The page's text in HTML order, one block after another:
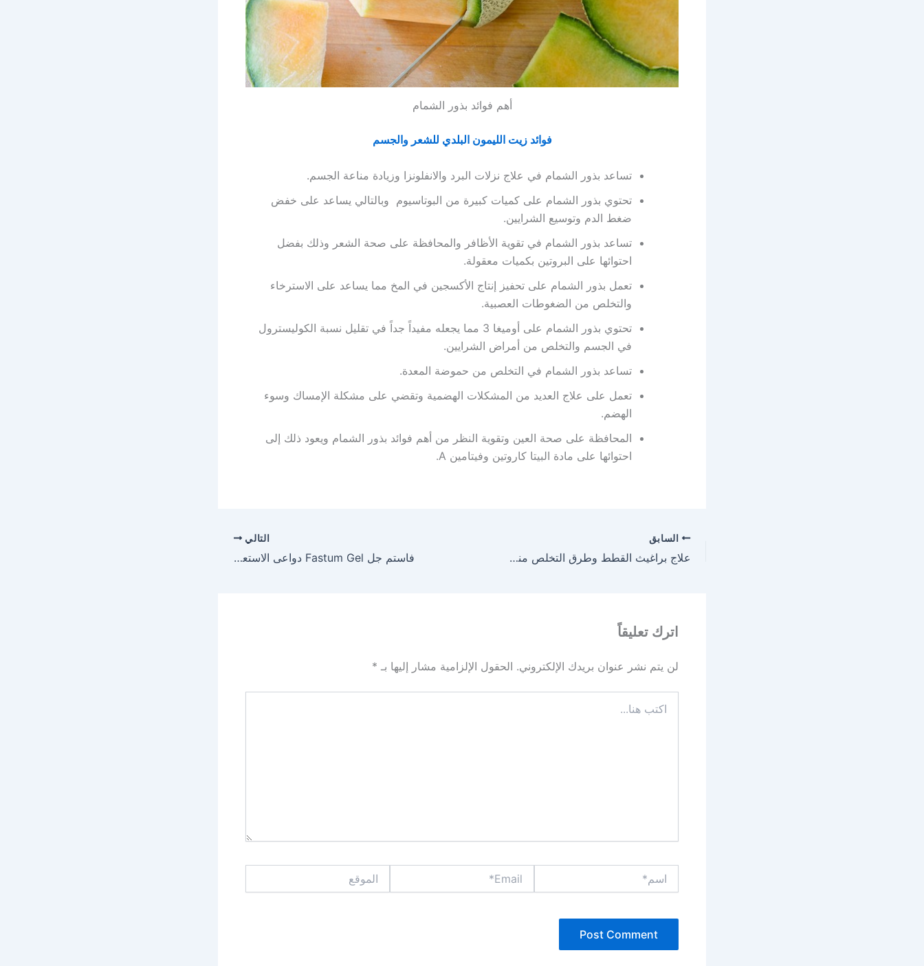
أهم فوائد بذور الشمام
فوائد زيت الليمون البلدي للشعر والجسم
تساعد بذور الشمام في علاج نزلات البرد والانفلونزا وزيادة مناعة الجسم.
تحتوي بذور الشمام على كميات كبيرة من البوتاسيوم وبالتالي يساعد على خفض
ضغط الدم وتوسيع الشرايين.
تساعد بذور الشمام في تقوية الأظافر والمحافظة على صحة الشعر وذلك بفضل
احتوائها على البروتين بكميات معقولة.
تعمل بذور الشمام على تحفيز إنتاج الأكسجين في المخ مما يساعد على الاسترخاء
والتخلص من الضغوطات العصبية.
تحتوي بذور الشمام على أوميغا 3 مما يجعله مفيداً جداً في تقليل نسبة الكوليسترول
في الجسم والتخلص من أمراض الشرايين.
تساعد بذور الشمام في التخلص من حموضة المعدة.
تعمل على علاج العديد من المشكلات الهضمية وتقضي على مشكلة الإمساك وسوء
الهضم.
المحافظة على صحة العين وتقوية النظر من أهم فوائد بذور الشمام ويعود ذلك إلى
احتوائها على مادة البيتا كاروتين وفيتامين A.
السابق
علاج براغيث القطط وطرق التخلص منها نهائياً
التالي
فاستم جل Fastum Gel دواعى الاستعمال والجرعه
اترك تعليقاً
لن يتم نشر عنوان بريدك الإلكتروني. الحقول الإلزامية مشار إليها بـ *
هنا...